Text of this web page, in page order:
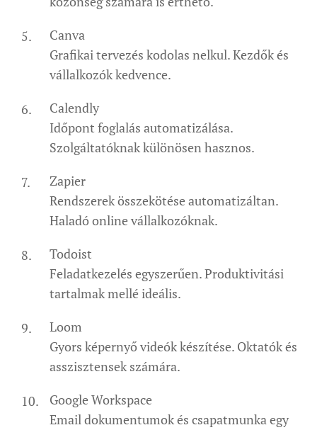
Canva
Grafikai tervezés kodolas nelkul. Kezdők és
vállalkozók kedvence.
Calendly
Időpont foglalás automatizálása.
Szolgáltatóknak különösen hasznos.
Zapier
Rendszerek összekötése automatizáltan.
Haladó online vállalkozóknak.
Todoist
Feladatkezelés egyszerűen. Produktivitási
tartalmak mellé ideális.
Loom
Gyors képernyő videók készítése. Oktatók és
asszisztensek számára.
Google Workspace
Email dokumentumok és csapatmunka egy